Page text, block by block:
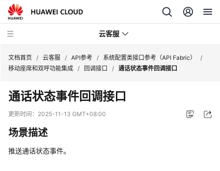
云客服
产
品
介
速
文档首页 / 云客服 / API参考 / 系统配置类接口参考（API Fabric）
/
移动座席和双呼功能集成 / 回调接口 / 通话状态事件回调接口
通话状态事件回调接口
更新时间： 2025-11-13 GMT+08:00
场景描述
推送通话状态事件。